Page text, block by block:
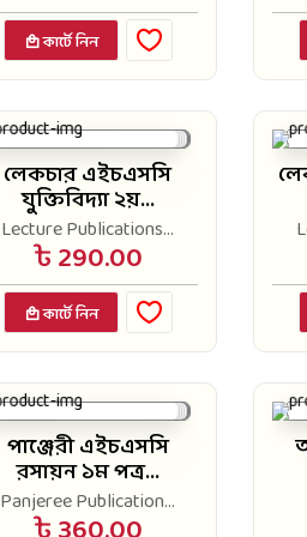
কার্টে নিন
লেকচার এইচএসসি
যুক্তিবিদ্যা ২য়...
Lecture Publications...
৳ 290.00
কার্টে নিন
পাঞ্জেরী এইচএসসি
রসায়ন ১ম পত্র...
Panjeree Publication...